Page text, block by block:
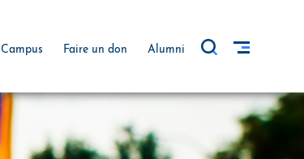
Campus Faire un don Alumni